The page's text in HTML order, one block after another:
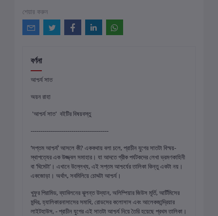
শেয়ার করুন
বর্ণনা
আশ্চর্য সাত
অয়ন রাহা
'আশ্চর্য সাত' বইটির বিষয়বস্তু
----------------------------------------
‘সপ্তম আশ্চর্য’ আসলে কী? এককথায় বলা চলে, প্রাচীন যুগের সাতটা বিস্ময়-
স্থাপত্যের এক উজ্জ্বল সমাহার। যা আদতে গ্রীক পর্যটকদের লেখা ভ্রমণকাহিনী
বা ‘থিমেটা’। এখানে উল্লেখ্য, এই সপ্তম আশ্চর্যের তালিকা কিন্তু একটা নয়।
একজোড়া। অর্থাৎ, সবমিলিয়ে চোদ্দটা আশ্চর্য।
খুফুর পিরামিড, ব্যাবিলনের ঝুলন্ত উদ্যান, অলিম্পিয়ার জিউস মূর্তি, আর্টিমিসের
মন্দির, হ্যালিকারনাসাসের সমাধি, রোডসের কলোসাস এবং আলেকজান্দ্রিয়ার
লাইটহাউস, - প্রাচীন যুগের এই সাতটা আশ্চর্য নিয়ে তৈরি হয়েছে প্রথম তালিকা।